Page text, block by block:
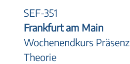
SEF-351
Frankfurt am Main
Wochenendkurs Präsenz
Theorie